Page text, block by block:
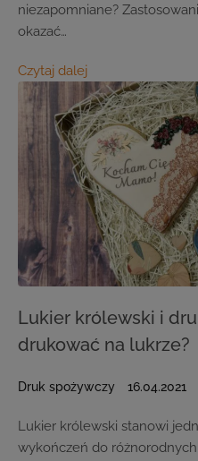
niezapomniane?
okazać…
Czytaj dalej
Lukier królewski i
drukować na lukrze?
Druk spożywczy 16.04.2021
Lukier królewski stanowi
wykończeń do